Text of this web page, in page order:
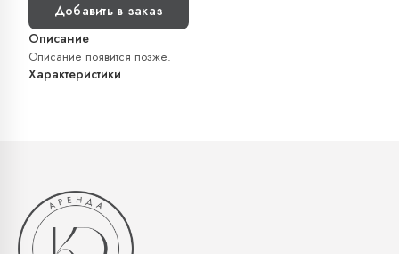
Добавить в заказ
Описание
Описание появится позже.
Характеристики